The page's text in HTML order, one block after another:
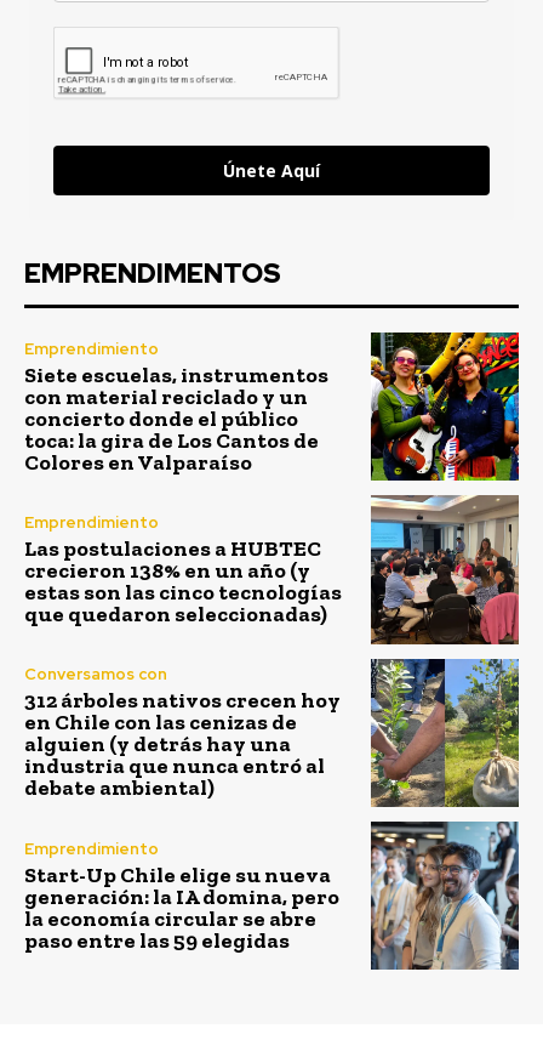
Únete Aquí
EMPRENDIMENTOS
Emprendimiento
Siete escuelas, instrumentos
con material reciclado y un
concierto donde el público
toca: la gira de Los Cantos de
Colores en Valparaíso
Emprendimiento
Las postulaciones a HUBTEC
crecieron 138% en un año (y
estas son las cinco tecnologías
que quedaron seleccionadas)
Conversamos con
312 árboles nativos crecen hoy
en Chile con las cenizas de
alguien (y detrás hay una
industria que nunca entró al
debate ambiental)
Emprendimiento
Start-Up Chile elige su nueva
generación: la IA domina, pero
la economía circular se abre
paso entre las 59 elegidas